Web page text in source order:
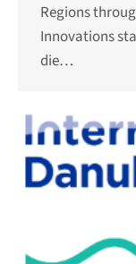
Regions
Innovations
die…